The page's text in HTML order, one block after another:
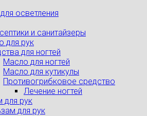
осветления
и санитайзеры
для рук
для ногтей
Масло для ногтей
Масло для кутикулы
Противогрибковое средство
Лечение ногтей
для рук
для рук